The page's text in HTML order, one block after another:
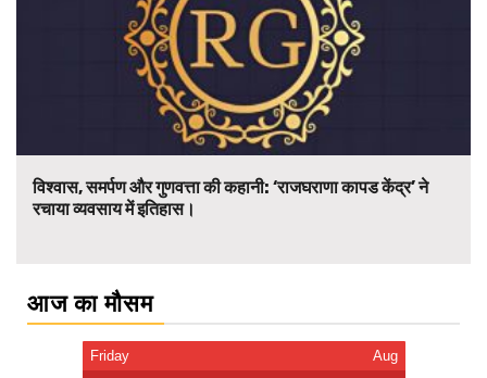
विश्वास, समर्पण और गुणवत्ता की कहानी: ‘राजघराणा कापड केंद्र’ ने
रचाया व्यवसाय में इतिहास।
आज का मौसम
Friday Aug